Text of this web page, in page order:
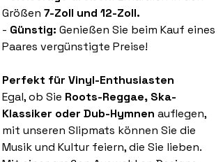
Größen 7-Zoll und 12-Zoll.
- Günstig: Genießen Sie beim Kauf eines
Paares vergünstigte Preise!
Perfekt für Vinyl-Enthusiasten
Egal, ob Sie Roots-Reggae, Ska-
Klassiker oder Dub-Hymnen auflegen,
mit unseren Slipmats können Sie die
Musik und Kultur feiern, die Sie lieben.